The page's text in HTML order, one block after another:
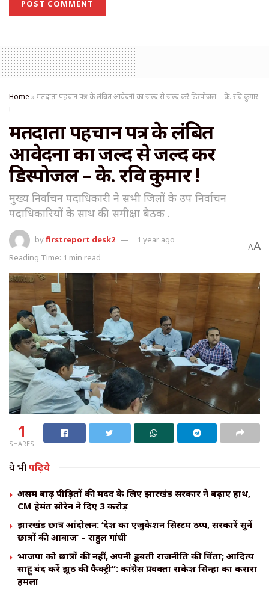
Home »मतदाता पहचान पत्र के लंबित आवेदनों का जल्द से जल्द करें डिस्पोजल – के. रवि कुमार
!
मतदाता पहचान पत्र के लंबित
आवेदनों का जल्द से जल्द करें
डिस्पोजल – के. रवि कुमार !
मुख्य निर्वाचन पदाधिकारी ने सभी जिलों के उप निर्वाचन
पदाधिकारियों के साथ की समीक्षा बैठक .
byfirstreport desk2
1 year ago
Reading Time: 1 min read
AA
1
SHARES
ये भीपढ़िये
असम बाढ़ पीड़ितों की मदद के लिए झारखंड सरकार ने बढ़ाए हाथ,
CM हेमंत सोरेन ने दिए ₹3 करोड़
झारखंड छात्र आंदोलन: ‘देश का एजुकेशन सिस्टम ठप्प, सरकारें सुनें
छात्रों की आवाज’ – राहुल गांधी
भाजपा को छात्रों की नहीं, अपनी डूबती राजनीति की चिंता; आदित्य
साहू बंद करें झूठ की फैक्ट्री”: कांग्रेस प्रवक्ता राकेश सिन्हा का करारा
हमला